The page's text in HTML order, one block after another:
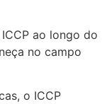
ao longo do
no campo
o ICCP